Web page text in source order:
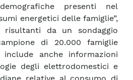
presenti nel
energetici delle famiglie”,
da un sondaggio
di 20.000 famiglie
anche informazioni
degli elettrodomestici e